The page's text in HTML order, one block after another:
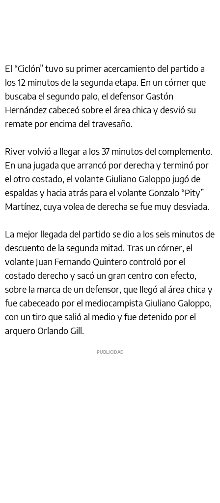
El “Ciclón” tuvo su primer acercamiento del partido a
los 12 minutos de la segunda etapa. En un córner que
buscaba el segundo palo, el defensor Gastón
Hernández cabeceó sobre el área chica y desvió su
remate por encima del travesaño.
River volvió a llegar a los 37 minutos del complemento.
En una jugada que arrancó por derecha y terminó por
el otro costado, el volante Giuliano Galoppo jugó de
espaldas y hacia atrás para el volante Gonzalo “Pity”
Martínez, cuya volea de derecha se fue muy desviada.
La mejor llegada del partido se dio a los seis minutos de
descuento de la segunda mitad. Tras un córner, el
volante Juan Fernando Quintero controló por el
costado derecho y sacó un gran centro con efecto,
sobre la marca de un defensor, que llegó al área chica y
fue cabeceado por el mediocampista Giuliano Galoppo,
con un tiro que salió al medio y fue detenido por el
arquero Orlando Gill.